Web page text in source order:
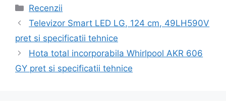
Categorii
Recenzii
Navigare
articole
Televizor Smart LED LG, 124 cm, 49LH590V
pret si specificatii tehnice
Hota total incorporabila Whirlpool AKR 606
GY pret si specificatii tehnice